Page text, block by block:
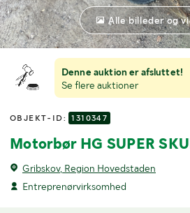
Denne auktion er afsluttet!
Se flere auktioner
OBJEKT-ID: 1310347
Motorbør HG SUPER
Gribskov, Region Hovedstaden
Entreprenørvirksomhed
Alle billeder og